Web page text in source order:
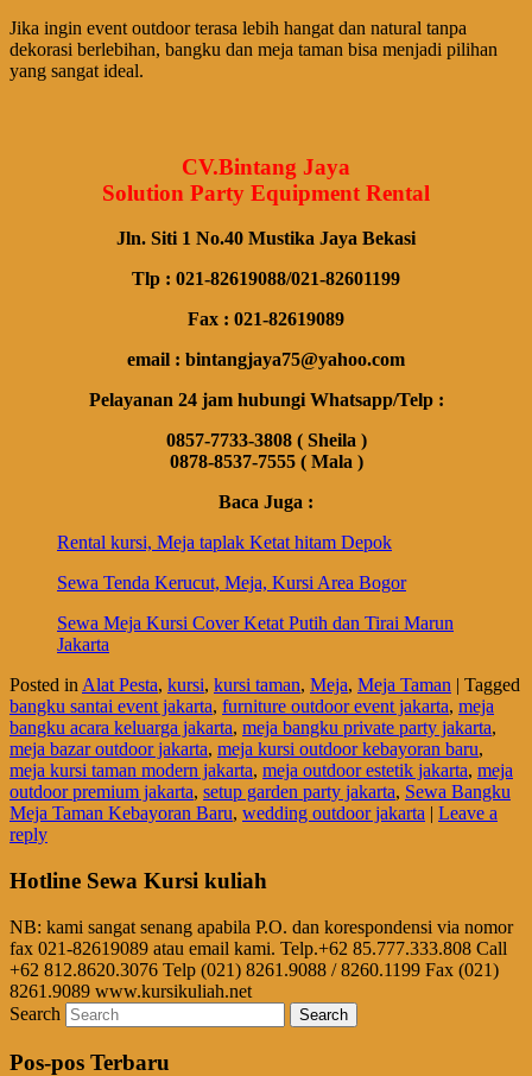
Jika ingin event outdoor terasa lebih hangat dan natural tanpa
dekorasi berlebihan, bangku dan meja taman bisa menjadi pilihan
yang sangat ideal.
CV.Bintang Jaya
Solution Party Equipment Rental
Jln. Siti 1 No.40 Mustika Jaya Bekasi
Tlp : 021-82619088/021-82601199
Fax : 021-82619089
email : bintangjaya75@yahoo.com
Pelayanan 24 jam hubungi Whatsapp/Telp :
0857-7733-3808 ( Sheila )
0878-8537-7555 ( Mala )
Baca Juga :
Rental kursi, Meja taplak Ketat hitam Depok
Sewa Tenda Kerucut, Meja, Kursi Area Bogor
Sewa Meja Kursi Cover Ketat Putih dan Tirai Marun
Jakarta
Posted inAlat Pesta, kursi, kursi taman, Meja, Meja Taman | Tagged
bangku santai event jakarta, furniture outdoor event jakarta, meja
bangku acara keluarga jakarta, meja bangku private party jakarta,
meja bazar outdoor jakarta, meja kursi outdoor kebayoran baru,
meja kursi taman modern jakarta, meja outdoor estetik jakarta, meja
outdoor premium jakarta, setup garden party jakarta, Sewa Bangku
Meja Taman Kebayoran Baru, wedding outdoor jakarta | Leave a
reply
Hotline Sewa Kursi kuliah
NB: kami sangat senang apabila P.O. dan korespondensi via nomor
fax 021-82619089 atau email kami. Telp.+62 85.777.333.808 Call
+62 812.8620.3076 Telp (021) 8261.9088 / 8260.1199 Fax (021)
8261.9089 www.kursikuliah.net
Search
Pos-pos Terbaru